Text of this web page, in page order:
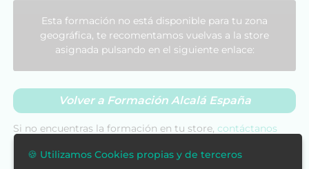
Esta formación no está disponible para tu zona
geográfica, te recomentamos vuelvas a la store
asignada pulsando en el siguiente enlace:
Volver a Formación Alcalá España
Si no encuentras la formación en tu store, contáctanos
🍪 Utilizamos Cookies propias y de terceros